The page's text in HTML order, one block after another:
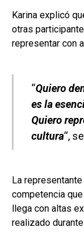
Karina explicó
otras
representar con
“Quiero
es la
Quiero
cultura“,
La
competencia
llega con altas
realizado